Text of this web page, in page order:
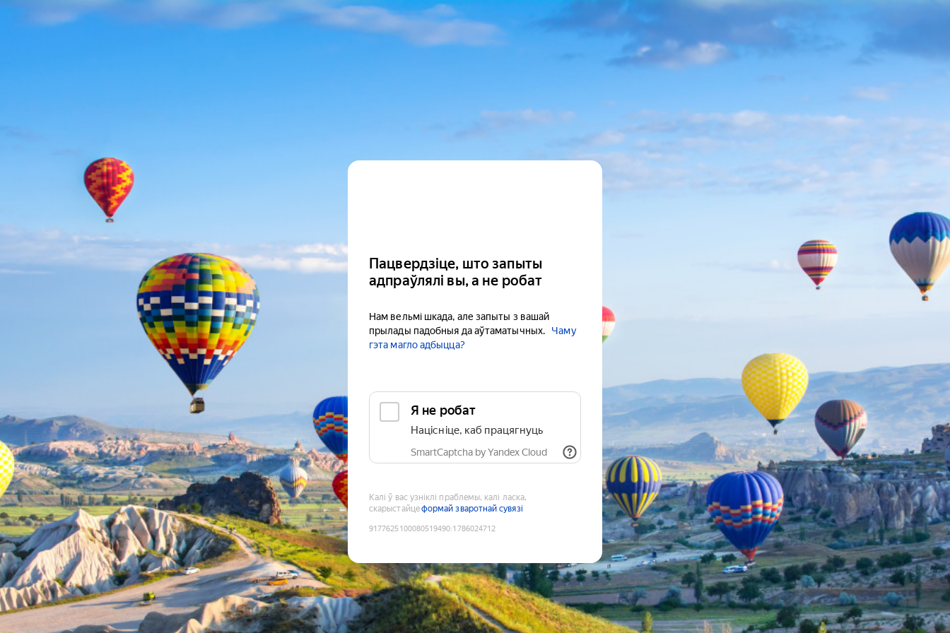
Пацвердзіце, што запыты
адпраўлялі вы, а не робат
Нам вельмі шкада, але запыты з вашай
прылады падобныя да аўтаматычных.
Чаму
гэта магло адбыцца?
Я не робат
Націсніце, каб працягнуць
SmartCaptcha by Yandex Cloud
Калі ў вас узніклі праблемы, калі ласка,
скарыстайцеформай зваротнай сувязі
9177625100080519490:1786024712